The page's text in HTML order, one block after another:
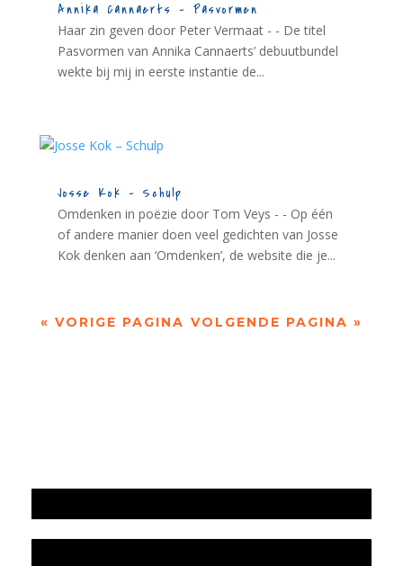
Annika Cannaerts – Pasvormen
Haar zin geven door Peter Vermaat - - De titel
Pasvormen van Annika Cannaerts’ debuutbundel
wekte bij mij in eerste instantie de...
Josse Kok – Schulp
Omdenken in poëzie door Tom Veys - - Op één
of andere manier doen veel gedichten van Josse
Kok denken aan ‘Omdenken’, de website die je...
« VORIGE PAGINA VOLGENDE PAGINA »